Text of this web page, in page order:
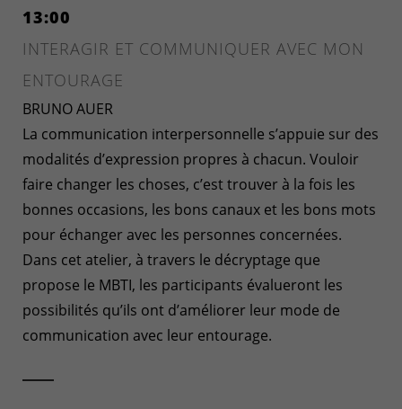
13:00
INTERAGIR ET COMMUNIQUER AVEC MON
ENTOURAGE
BRUNO AUER
La communication interpersonnelle s’appuie sur des
modalités d’expression propres à chacun. Vouloir
faire changer les choses, c’est trouver à la fois les
bonnes occasions, les bons canaux et les bons mots
pour échanger avec les personnes concernées.
Dans cet atelier, à travers le décryptage que
propose le MBTI, les participants évalueront les
possibilités qu’ils ont d’améliorer leur mode de
communication avec leur entourage.